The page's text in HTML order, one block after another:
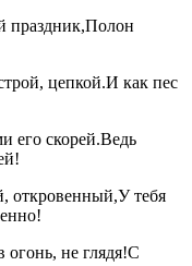
праздник,Полон
цепкой.И как пес
его скорей.Ведь
откровенный,У тебя
не глядя!С